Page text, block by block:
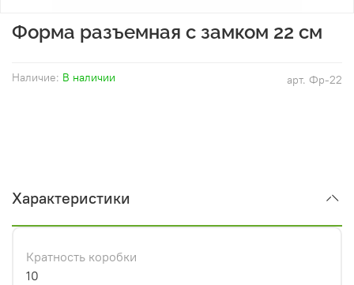
арт. Фр-22
Наличие: В наличии
Форма разъемная с замком 22 см
Характеристики
Кратность коробки
10